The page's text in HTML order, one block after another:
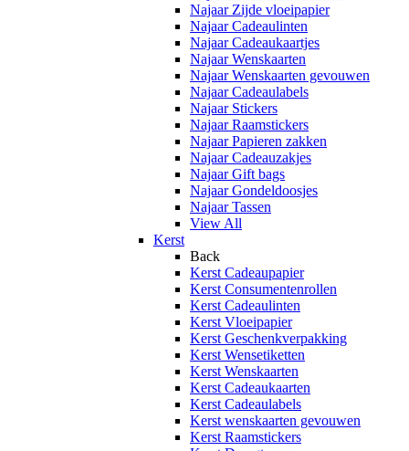
Najaar Zijde vloeipapier
Najaar Cadeaulinten
Najaar Cadeaukaartjes
Najaar Wenskaarten
Najaar Wenskaarten gevouwen
Najaar Cadeaulabels
Najaar Stickers
Najaar Raamstickers
Najaar Papieren zakken
Najaar Cadeauzakjes
Najaar Gift bags
Najaar Gondeldoosjes
Najaar Tassen
View All
Kerst
Back
Kerst Cadeaupapier
Kerst Consumentenrollen
Kerst Cadeaulinten
Kerst Vloeipapier
Kerst Geschenkverpakking
Kerst Wensetiketten
Kerst Wenskaarten
Kerst Cadeaukaarten
Kerst Cadeaulabels
Kerst wenskaarten gevouwen
Kerst Raamstickers